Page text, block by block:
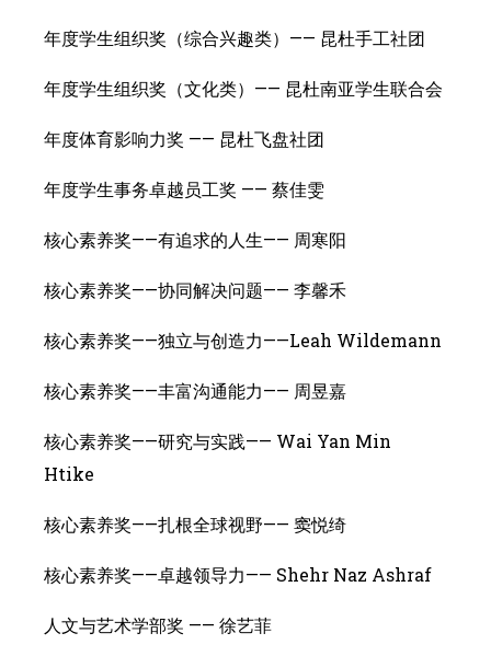
年度学生组织奖（综合兴趣类）—— 昆杜手工社团
年度学生组织奖（文化类）—— 昆杜南亚学生联合会
年度体育影响力奖 —— 昆杜飞盘社团
年度学生事务卓越员工奖 —— 蔡佳雯
核心素养奖——有追求的人生—— 周寒阳
核心素养奖——协同解决问题—— 李馨禾
核心素养奖——独立与创造力——Leah Wildemann
核心素养奖——丰富沟通能力—— 周昱嘉
核心素养奖——研究与实践—— Wai Yan Min
Htike
核心素养奖——扎根全球视野—— 窦悦绮
核心素养奖——卓越领导力—— Shehr Naz Ashraf
人文与艺术学部奖 —— 徐艺菲